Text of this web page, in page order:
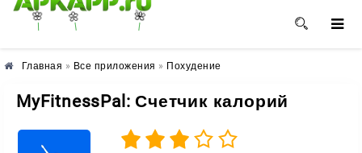
🌸 🌼 🌺
Главная » Все приложения » Похудение
MyFitnessPal: Счетчик калорий